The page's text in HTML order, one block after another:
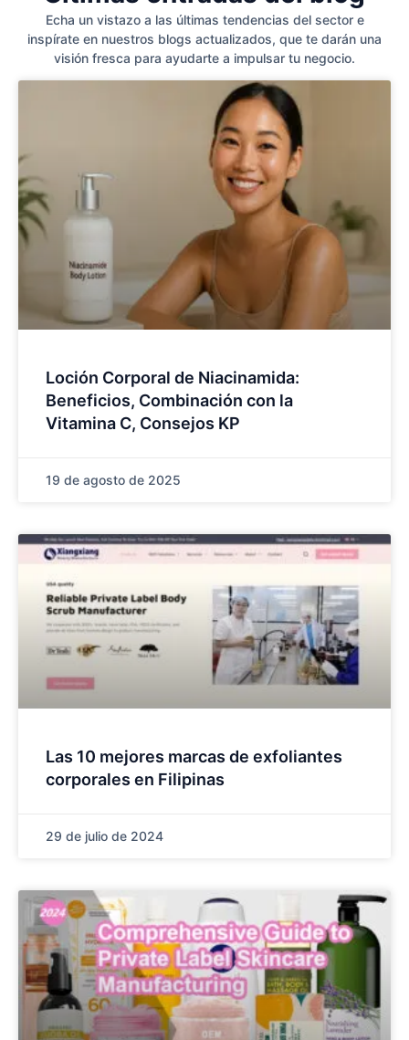
Echa un vistazo a las últimas tendencias del sector e
inspírate en nuestros blogs actualizados, que te darán una
visión fresca para ayudarte a impulsar tu negocio.
Loción Corporal de Niacinamida:
Beneficios, Combinación con la
Vitamina C, Consejos KP
19 de agosto de 2025
Las 10 mejores marcas de exfoliantes
corporales en Filipinas
29 de julio de 2024